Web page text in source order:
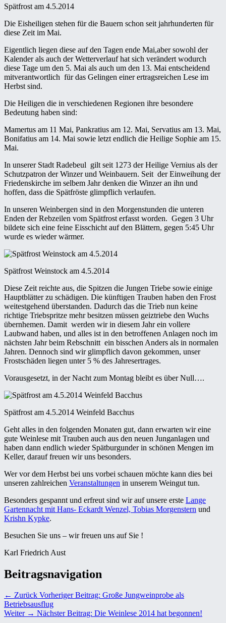
Spätfrost am 4.5.2014
Die Eisheiligen stehen für die Bauern schon seit jahrhunderten für
diese Zeit im Mai.
Eigentlich liegen diese auf den Tagen ende Mai,aber sowohl der
Kalender als auch der Wetterverlauf hat sich verändert wodurch
diese Tage um den 5. Mai als auch um den 13. Mai entscheidend
mitverantwortlich für das Gelingen einer ertragsreichen Lese im
Herbst sind.
Die Heiligen die in verschiedenen Regionen ihre besondere
Bedeutung haben sind:
Mamertus am 11 Mai, Pankratius am 12. Mai, Servatius am 13. Mai,
Bonifatius am 14. Mai sowie letzt endlich die Heilige Sophie am 15.
Mai.
In unserer Stadt Radebeul gilt seit 1273 der Heilige Vernius als der
Schutzpatron der Winzer und Weinbauern. Seit der Einweihung der
Friedenskirche im selbem Jahr denken die Winzer an ihn und
hoffen, dass die Spätfröste glimpflich verlaufen.
In unseren Weinbergen sind in den Morgenstunden die unteren
Enden der Rebzeilen vom Spätfrost erfasst worden. Gegen 3 Uhr
bildete sich eine feine Eisschicht auf den Blättern, gegen 5:45 Uhr
wurde es wieder wärmer.
Spätfrost Weinstock am 4.5.2014
Diese Zeit reichte aus, die Spitzen die Jungen Triebe sowie einige
Hauptblätter zu schädigen. Die künftigen Trauben haben den Frost
weitestgehend überstanden. Dadurch das die Trieb nun keine
richtige Triebspritze mehr besitzen müssen geiztriebe den Wuchs
übernhemen. Damit werden wir in diesem Jahr ein vollere
Laubwand haben, und alles ist in den betroffenen Anlagen noch im
nächsten Jahr beim Rebschnitt ein bisschen Anders als in normalen
Jahren. Dennoch sind wir glimpflich davon gekommen, unser
Frostschäden liegen unter 5 % des Jahresertrages.
Vorausgesetzt, in der Nacht zum Montag bleibt es über Null….
Spätfrost am 4.5.2014 Weinfeld Bacchus
Geht alles in den folgenden Monaten gut, dann erwarten wir eine
gute Weinlese mit Trauben auch aus den neuen Junganlagen und
haben dann endlich wieder Spätburgunder in schönen Mengen im
Keller, darauf freuen wir uns besonders.
Wer vor dem Herbst bei uns vorbei schauen möchte kann dies bei
unseren zahlreichen Veranstaltungen in unserem Weingut tun.
Besonders gespannt und erfreut sind wir auf unsere erste Lange
Gartennacht mit Hans- Eckardt Wenzel, Tobias Morgenstern und
Krishn Kypke.
Besuchen Sie uns – wir freuen uns auf Sie !
Karl Friedrich Aust
Beitragsnavigation
← Zurück Vorheriger Beitrag: Große Jungweinprobe als
Betriebsausflug
Weiter → Nächster Beitrag: Die Weinlese 2014 hat begonnen!